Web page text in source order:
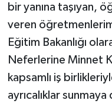
bir yanına taşıyan,
veren
Eğitim Bakanlığı
Neferlerine Minnet
kapsamlı iş
ayrıcalıklar